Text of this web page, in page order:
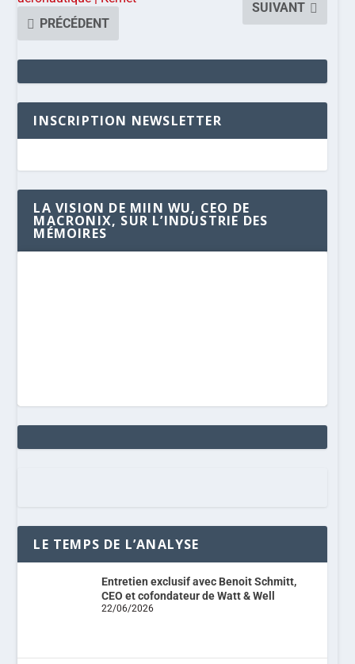
PRÉCÉDENT
SUIVANT
INSCRIPTION NEWSLETTER
LA VISION DE MIIN WU, CEO DE
MACRONIX, SUR L’INDUSTRIE DES
MÉMOIRES
LE TEMPS DE L’ANALYSE
Entretien exclusif avec Benoit Schmitt,
CEO et cofondateur de Watt & Well
22/06/2026